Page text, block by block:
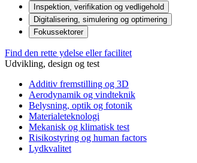
Inspektion, verifikation og vedligehold
Digitalisering, simulering og optimering
Fokussektorer
Find den rette ydelse eller facilitet
Udvikling, design og test
Additiv fremstilling og 3D
Aerodynamik og vindteknik
Belysning, optik og fotonik
Materialeteknologi
Mekanisk og klimatisk test
Risikostyring og human factors
Lydkvalitet